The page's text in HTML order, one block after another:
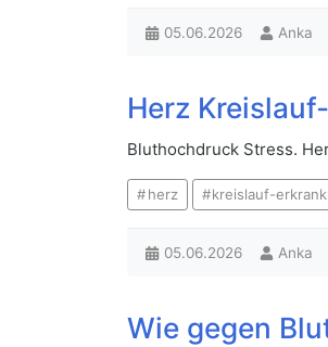
05.06.2026 Anka
Herz
Bluthochdruck Stress.
herz kreislauf-
05.06.2026 Anka
Wie gegen